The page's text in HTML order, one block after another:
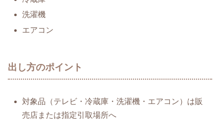
洗濯機
エアコン
出し方のポイント
対象品（テレビ・冷蔵庫・洗濯機・エアコン）は販
売店または指定引取場所へ